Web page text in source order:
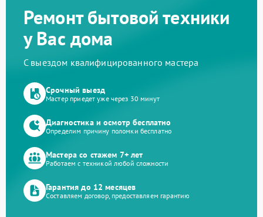
Ремонт бытовой техники
у Вас дома
С выездом квалифицированного мастера
Срочный выезд
Мастер приедет уже через 30 минут
Диагностика и осмотр бесплатно
Определим причину поломки бесплатно
Мастера со стажем 7+ лет
Работаем с техникой любой сложности
Гарантия до 12 месяцев
Составляем договор, предоставляем гарантию